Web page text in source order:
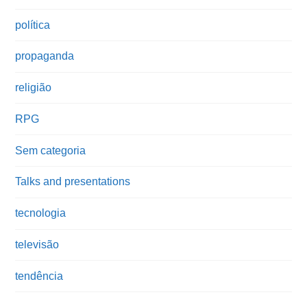
política
propaganda
religião
RPG
Sem categoria
Talks and presentations
tecnologia
televisão
tendência